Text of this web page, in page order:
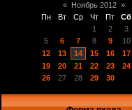
« Ноябрь 2012 »
Пн
Вт Ср Чт Пт Сб
1
2 3
5
6 7 8 9 10
12
13 14 15 16 17
19
20 21 22 23 24
26
27 28 29 30